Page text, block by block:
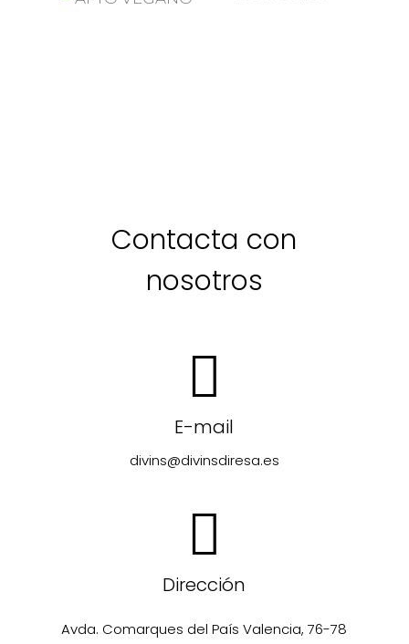
Contacta con
nosotros
E-mail
divins@divinsdiresa.es
Dirección
Avda. Comarques del País Valencia, 76-78